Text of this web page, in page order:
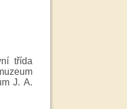
třída
J. A.